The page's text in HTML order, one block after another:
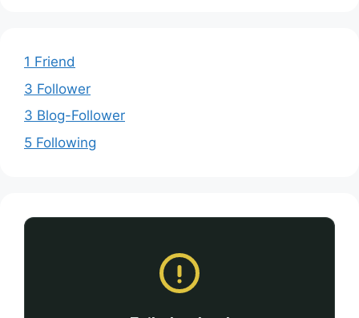
1 Friend
3 Follower
3 Blog-Follower
5 Following